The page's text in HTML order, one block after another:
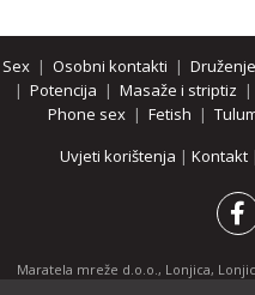
Sex| Osobni kontakti | Druženje
| Potencija | Masaže i striptiz |
Phone sex| Fetish |
Uvjeti korištenja | Kontakt
Maratela mreže d.o.o., Lonjica,
godina zabranjeno je